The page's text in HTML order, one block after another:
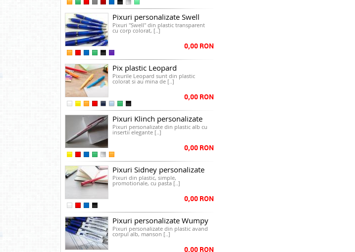
Pixuri personalizate Swell
Pixuri "Swell" din plastic transparent
cu corp colorat, [..]
0,00 RON
Pix plastic Leopard
Pixurile Leopard sunt din plastic
colorat si au mina de [..]
0,00 RON
Pixuri Klinch personalizate
Pixuri personalizate din plastic alb cu
insertii elegante [..]
0,00 RON
Pixuri Sidney personalizate
Pixuri din plastic, simple,
promotionale, cu pasta [..]
0,00 RON
Pixuri personalizate Wumpy
Pixuri personalizate din plastic avand
corpul alb, manson [..]
0,00 RON